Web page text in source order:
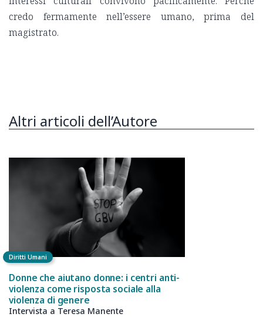
credo fermamente nell’essere umano, prima del
magistrato.
Altri articoli dell’Autore
Diritti Umani
Donne che aiutano donne: i centri anti-
violenza come risposta sociale alla
violenza di genere
Intervista a Teresa Manente